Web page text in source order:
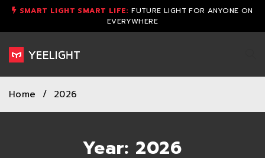
SMART LIGHT SMART LIFE: FUTURE LIGHT FOR ANYONE ON
EVERYWHERE
Year: 2026
Home / 2026